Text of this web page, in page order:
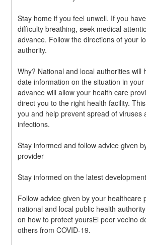
Stay home if you feel unwell. If you
difficulty breathing, seek medical
advance. Follow the directions of your
authority.
Why? National and local authorities will
date information on the situation in
advance will allow your health care
direct you to the right health facility.
you and help prevent spread of viruses
infections.
Stay informed and follow advice given
provider
Stay informed on the latest
Follow advice given by your healthcare
national and local public health
on how to protect yoursEl peor vecino
others from COVID-19.